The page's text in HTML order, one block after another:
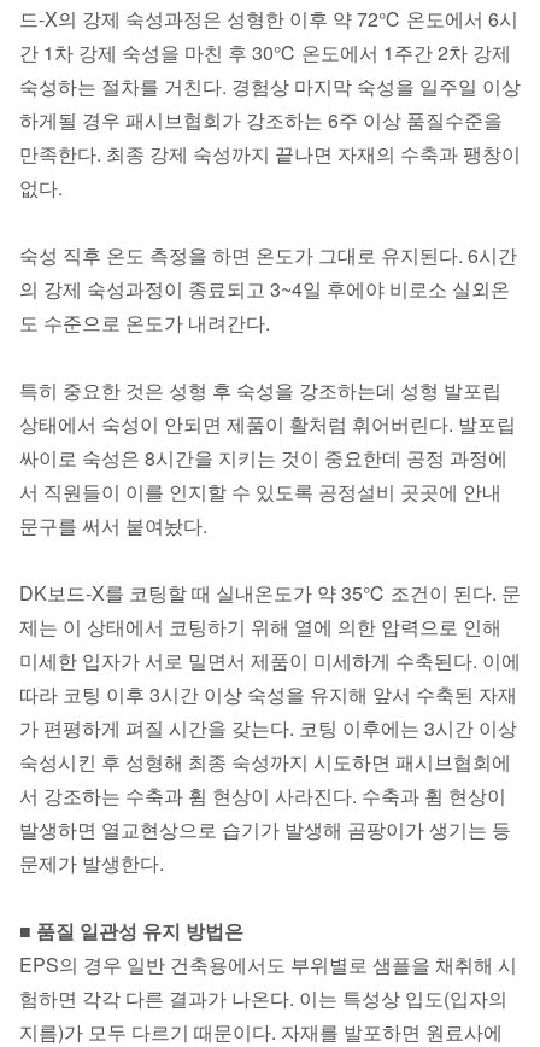
드-X의 강제 숙성과정은 성형한 이후 약 72℃ 온도에서 6시
간 1차 강제 숙성을 마친 후 30℃ 온도에서 1주간 2차 강제
숙성하는 절차를 거친다. 경험상 마지막 숙성을 일주일 이상
하게될 경우 패시브협회가 강조하는 6주 이상 품질수준을
만족한다. 최종 강제 숙성까지 끝나면 자재의 수축과 팽창이
없다.
숙성 직후 온도 측정을 하면 온도가 그대로 유지된다. 6시간
의 강제 숙성과정이 종료되고 3~4일 후에야 비로소 실외온
도 수준으로 온도가 내려간다.
특히 중요한 것은 성형 후 숙성을 강조하는데 성형 발포립
상태에서 숙성이 안되면 제품이 활처럼 휘어버린다. 발포립
싸이로 숙성은 8시간을 지키는 것이 중요한데 공정 과정에
서 직원들이 이를 인지할 수 있도록 공정설비 곳곳에 안내
문구를 써서 붙여놨다.
DK보드-X를 코팅할 때 실내온도가 약 35℃ 조건이 된다. 문
제는 이 상태에서 코팅하기 위해 열에 의한 압력으로 인해
미세한 입자가 서로 밀면서 제품이 미세하게 수축된다. 이에
따라 코팅 이후 3시간 이상 숙성을 유지해 앞서 수축된 자재
가 편평하게 펴질 시간을 갖는다. 코팅 이후에는 3시간 이상
숙성시킨 후 성형해 최종 숙성까지 시도하면 패시브협회에
서 강조하는 수축과 휨 현상이 사라진다. 수축과 휨 현상이
발생하면 열교현상으로 습기가 발생해 곰팡이가 생기는 등
문제가 발생한다.
■ 품질 일관성 유지 방법은
EPS의 경우 일반 건축용에서도 부위별로 샘플을 채취해 시
험하면 각각 다른 결과가 나온다. 이는 특성상 입도(입자의
지름)가 모두 다르기 때문이다. 자재를 발포하면 원료사에